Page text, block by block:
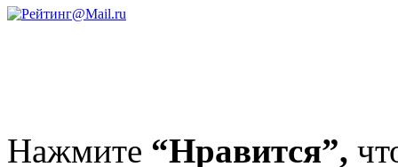
Нажмите “Нравится”,